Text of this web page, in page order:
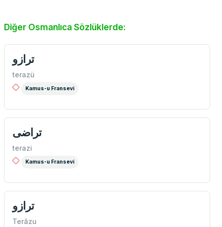
Diğer Osmanlıca Sözlüklerde:
ترازو
terazü
Kamus-u Fransevi
تراضی
terazi
Kamus-u Fransevi
ترازو
Terâzu